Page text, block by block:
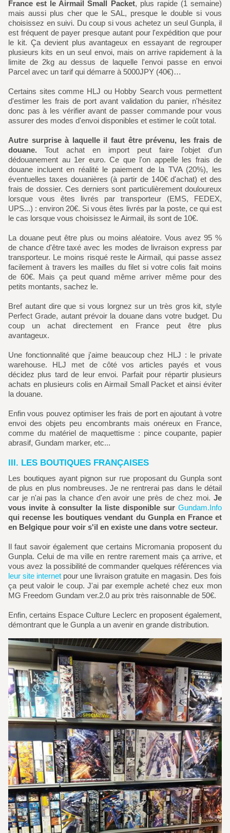
France est le Airmail Small Packet, plus rapide (1 semaine)
mais aussi plus cher que le SAL, presque le double si vous
choisissez en suivi. Du coup si vous achetez un seul Gunpla, il
est fréquent de payer presque autant pour l'expédition que pour
le kit. Ça devient plus avantageux en essayant de regrouper
plusieurs kits en un seul envoi, mais on arrive rapidement à la
limite de 2kg au dessus de laquelle l'envoi passe en envoi
Parcel avec un tarif qui démarre à 5000JPY (40€)…
Certains sites comme HLJ ou Hobby Search vous permettent
d'estimer les frais de port avant validation du panier, n'hésitez
donc pas à les vérifier avant de passer commande pour vous
assurer des modes d'envoi disponibles et estimer le coût total.
Autre surprise à laquelle il faut être prévenu, les frais de
douane. Tout achat en import peut faire l'objet d'un
dédouanement au 1er euro. Ce que l'on appelle les frais de
douane incluent en réalité le paiement de la TVA (20%), les
éventuelles taxes douanières (à partir de 140€ d'achat) et des
frais de dossier. Ces derniers sont particulièrement douloureux
lorsque vous êtes livrés par transporteur (EMS, FEDEX,
UPS...) : environ 20€. Si vous êtes livrés par la poste, ce qui est
le cas lorsque vous choisissez le Airmail, ils sont de 10€.
La douane peut être plus ou moins aléatoire. Vous avez 95 %
de chance d'être taxé avec les modes de livraison express par
transporteur. Le moins risqué reste le Airmail, qui passe assez
facilement à travers les mailles du filet si votre colis fait moins
de 60€. Mais ça peut quand même arriver même pour des
petits montants, sachez le.
Bref autant dire que si vous lorgnez sur un très gros kit, style
Perfect Grade, autant prévoir la douane dans votre budget. Du
coup un achat directement en France peut être plus
avantageux.
Une fonctionnalité que j'aime beaucoup chez HLJ : le private
warehouse. HLJ met de côté vos articles payés et vous
décidez plus tard de leur envoi. Parfait pour répartir plusieurs
achats en plusieurs colis en Airmail Small Packet et ainsi éviter
la douane.
Enfin vous pouvez optimiser les frais de port en ajoutant à votre
envoi des objets peu encombrants mais onéreux en France,
comme du matériel de maquettisme : pince coupante, papier
abrasif, Gundam marker, etc...
III. LES BOUTIQUES FRANÇAISES
Les boutiques ayant pignon sur rue proposant du Gunpla sont
de plus en plus nombreuses. Je ne rentrerai pas dans le détail
car je n'ai pas la chance d'en avoir une près de chez moi. Je
vous invite à consulter la liste disponible sur Gundam.Info
qui recense les boutiques vendant du Gunpla en France et
en Belgique pour voir s'il en existe une dans votre secteur.
Il faut savoir également que certains Micromania proposent du
Gunpla. Celui de ma ville en rentre rarement mais ça arrive, et
vous avez la possibilité de commander quelques références via
leur site internet pour une livraison gratuite en magasin. Des fois
ça peut valoir le coup. J'ai par exemple acheté chez eux mon
MG Freedom Gundam ver.2.0 au prix très raisonnable de 50€.
Enfin, certains Espace Culture Leclerc en proposent également,
démontrant que le Gunpla a un avenir en grande distribution.